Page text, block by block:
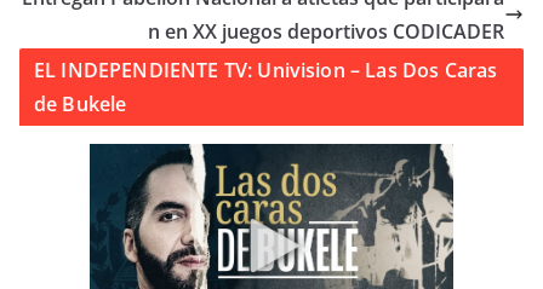
n en XX juegos deportivos CODICADER
EL INDEPENDIENTE TV: Univision – Las Dos Caras
de Bukele